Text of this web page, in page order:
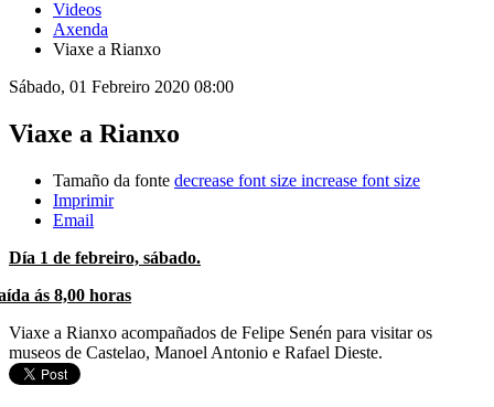
Videos
Axenda
Viaxe a Rianxo
Sábado, 01 Febreiro 2020 08:00
Viaxe a Rianxo
Tamaño da fonte decrease font size increase font size
Imprimir
Email
Día 1 de febreiro, sábado.
ás 8,00 horas
Viaxe a Rianxo acompañados de Felipe Senén para visitar os
museos de Castelao, Manoel Antonio e Rafael Dieste.